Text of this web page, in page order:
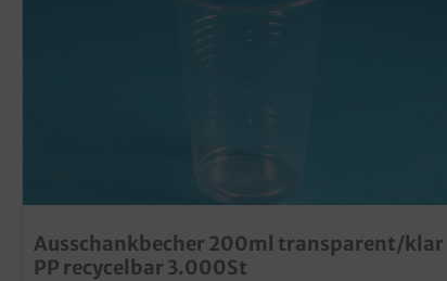
Ausschankbecher 200ml transparent/klar
PP recycelbar 3.000St